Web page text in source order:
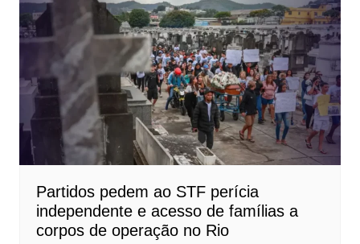
Partidos pedem ao STF perícia
independente e acesso de famílias a
corpos de operação no Rio